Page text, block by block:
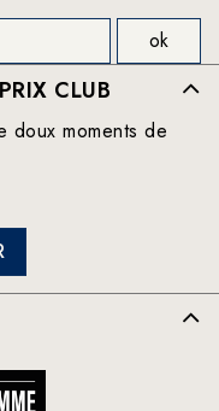
CLUB
doux moments de